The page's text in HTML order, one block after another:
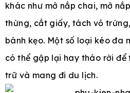
khác như mở nắp chai, mở
thừng, cắt giấy, tách vỏ
bánh kẹo. Một số loại kéo đa
có thể gập lại hay tháo rời để
trữ và mang đi du lịch.